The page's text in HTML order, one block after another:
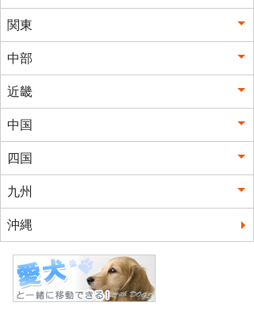
関東
中部
近畿
中国
四国
九州
沖縄